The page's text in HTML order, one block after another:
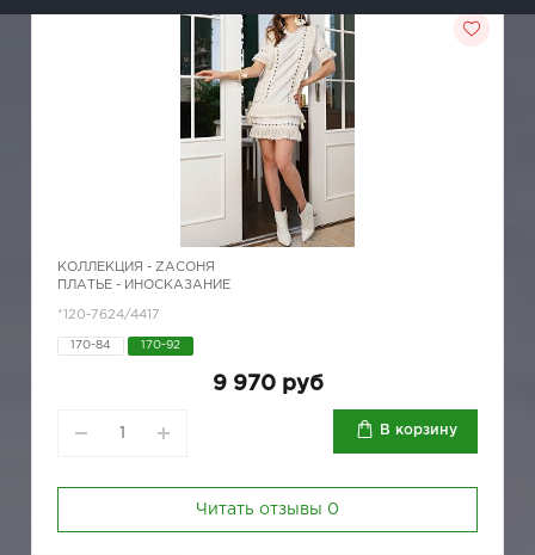
КОЛЛЕКЦИЯ - ZAСОНЯ
ПЛАТЬЕ - ИНОСКАЗАНИЕ
*120-7624/4417
170-84 170-92
9 970 руб
В корзину
Читать отзывы 0